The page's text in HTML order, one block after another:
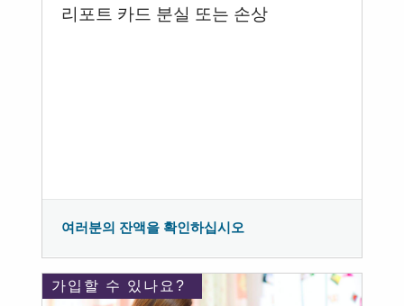
리포트 카드 분실 또는 손상
여러분의 잔액을 확인하십시오
가입할 수 있나요?